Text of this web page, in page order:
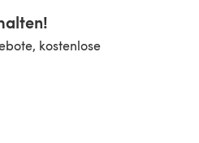
kostenlose